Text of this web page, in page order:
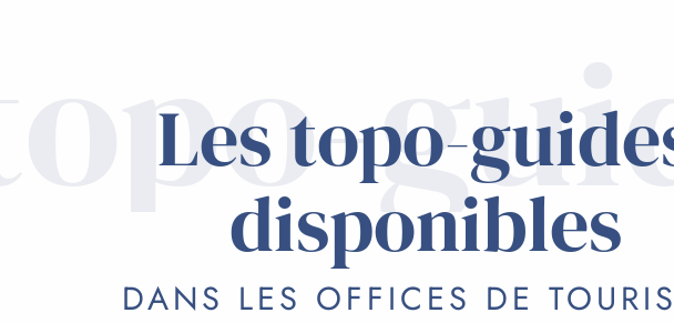
topo-
Les topo-
disponibles
DANS LES OFFICES DE